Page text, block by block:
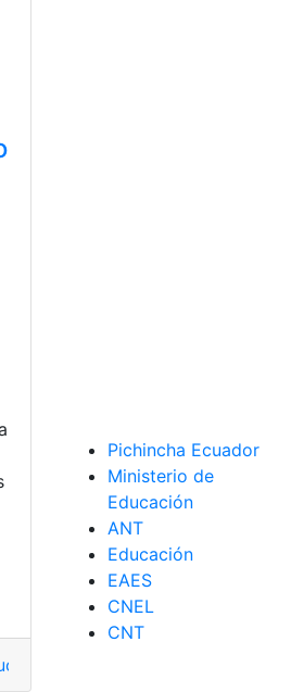
,
Juntos Educación
fiscal
Pichincha Ecuador
Ministerio de
Educación
ANT
Educación
EAES
CNEL
CNT